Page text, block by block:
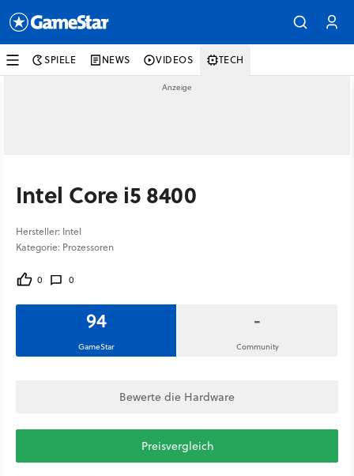
SPIELE NEWS VIDEOS TECH
Intel Core i5 8400
Hersteller: Intel
Kategorie: Prozessoren
0 0
94
GameStar
-
Community
Bewerte die Hardware
Preisvergleich